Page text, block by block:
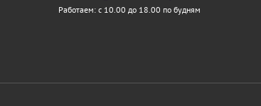
Работаем: с 10.00 до 18.00 по будням